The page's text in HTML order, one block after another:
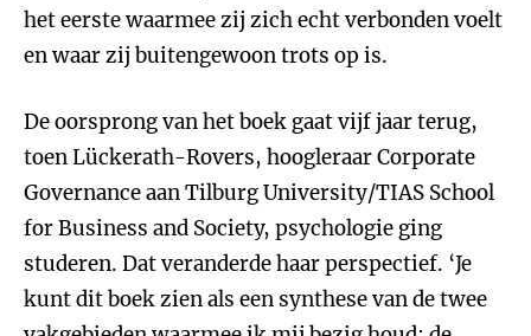
het eerste waarmee zij zich echt verbonden voelt
en waar zij buitengewoon trots op is.
De oorsprong van het boek gaat vijf jaar terug,
toen Lückerath-Rovers, hoogleraar Corporate
Governance aan Tilburg University/TIAS School
for Business and Society, psychologie ging
studeren. Dat veranderde haar perspectief. ‘Je
kunt dit boek zien als een synthese van de twee